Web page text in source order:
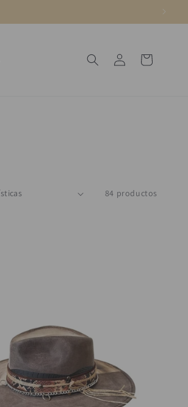
Iniciar
sesión
Carrito
84 productos